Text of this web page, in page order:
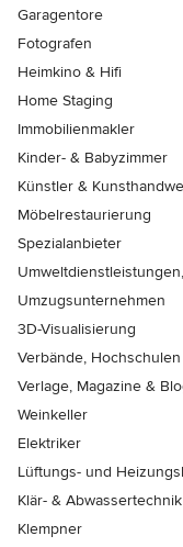
Garagentore
Fotografen
Heimkino & Hifi
Home Staging
Immobilienmakler
Kinder- & Babyzimmer
Künstler &
Möbelrestaurierung
Spezialanbieter
Umzugsunternehmen
3D-Visualisierung
Verbände,
Verlage, Magazine &
Weinkeller
Elektriker
Lüftungs- und
Klär- & Abwassertechnik
Klempner